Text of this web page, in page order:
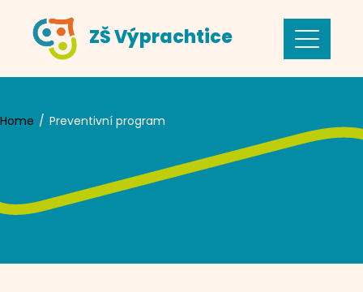
content
ZŠ Výprachtice
Home Preventivní program